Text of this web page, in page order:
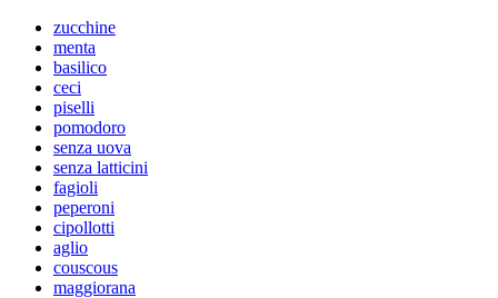
zucchine
menta
basilico
ceci
piselli
pomodoro
senza uova
senza latticini
fagioli
peperoni
cipollotti
aglio
couscous
maggiorana